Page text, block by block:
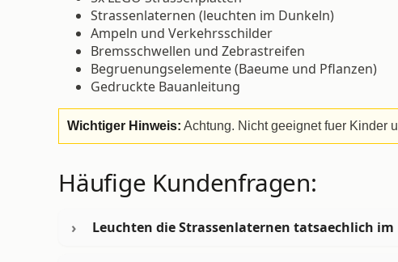
Strassenlaternen (leuchten im Dunkeln)
Ampeln und Verkehrsschilder
Bremsschwellen und Zebrastreifen
Begruenungselemente (Baeume und Pflanzen)
Gedruckte Bauanleitung
Wichtiger Hinweis: Achtung. Nicht geeignet fuer Kinder
Häufige Kundenfragen:
Leuchten die Strassenlaternen tatsaechlich im